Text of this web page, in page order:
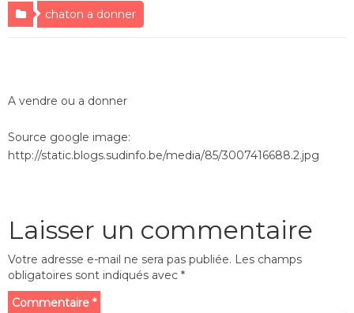
chaton a donner
A vendre ou a donner
Source google image:
http://static.blogs.sudinfo.be/media/85/3007416688.2.jpg
Laisser un commentaire
Votre adresse e-mail ne sera pas publiée. Les champs
obligatoires sont indiqués avec *
Commentaire *